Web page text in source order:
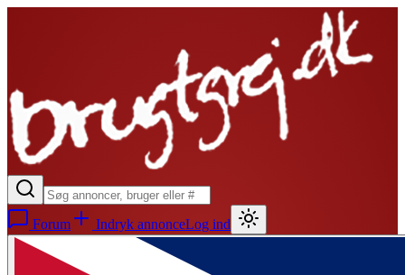
Forum Indryk annonceLog ind